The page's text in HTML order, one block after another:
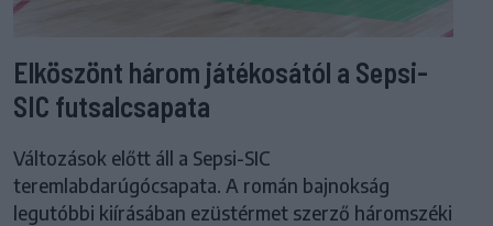
Elköszönt három játékosától a Sepsi-
SIC futsalcsapata
Változások előtt áll a Sepsi-SIC
teremlabdarúgócsapata. A román bajnokság
legutóbbi kiírásában ezüstérmet szerző háromszéki